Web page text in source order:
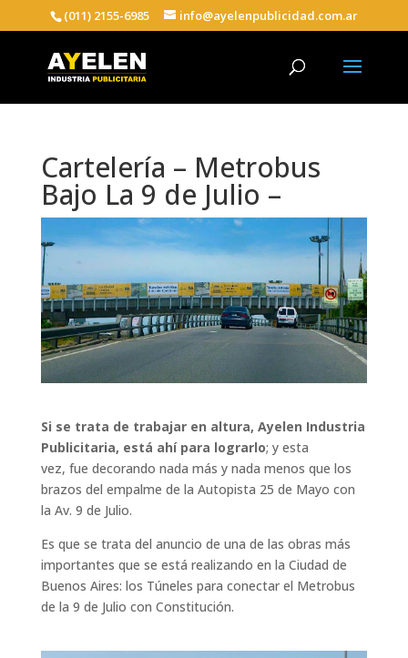
(011) 2155-6985 info@ayelenpublicidad.com.ar
Cartelería – Metrobus
Bajo La 9 de Julio –
Si se trata de trabajar en altura, Ayelen Industria
Publicitaria, está ahí para lograrlo; y esta
vez, fue decorando nada más y nada menos que los
brazos del empalme de la Autopista 25 de Mayo con
la Av. 9 de Julio.
Es que se trata del anuncio de una de las obras más
importantes que se está realizando en la Ciudad de
Buenos Aires: los Túneles para conectar el Metrobus
de la 9 de Julio con Constitución.